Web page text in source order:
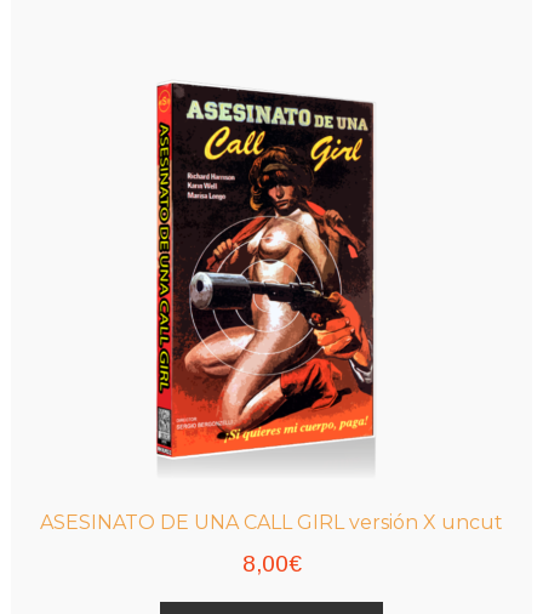
9,00€
ASESINATO DE UNA CALL GIRL versión X uncut
8,00€